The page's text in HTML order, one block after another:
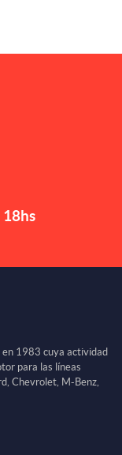
18hs
en 1983 cuya actividad
para las líneas
Chevrolet, M-Benz,